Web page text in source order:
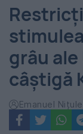
-
Evenimentul
Zilei
grâu
câștigă
Emanuel